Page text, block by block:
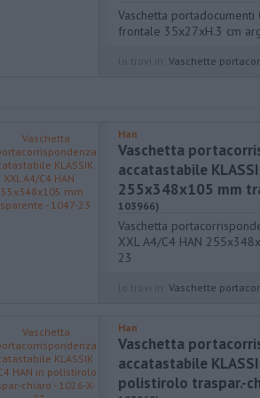
Vaschetta portadocumenti
frontale 35x27xH.3 cm
Vaschette
Han
Vaschetta
accatastabile
255x348x105 mm
103966)
Vaschetta
XXL A4/C4 HAN
23
Vaschette
Han
Vaschetta
accatastabile
polistirolo traspar.-